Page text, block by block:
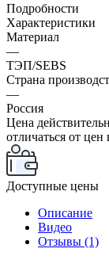
Подробности
Характеристики
Материал
—
ТЭП/SEBS
Страна
—
Россия
Цена
отличаться от
Доступные цены
Описание
Видео
Отзывы (1)